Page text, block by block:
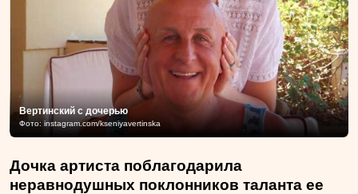
Вертинский с дочерью
Фото: instagram.com/kseniyavertinska
Дочка артиста поблагодарила
неравнодушных поклонников таланта ее